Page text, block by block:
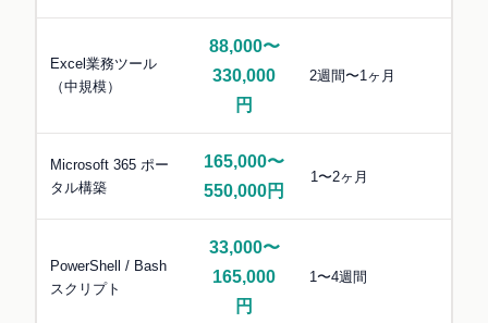
Excel業務ツール
（中規模）
88,000〜
330,000
円
2週間〜1ヶ月
Microsoft 365 ポー
タル構築
165,000〜
550,000円
1〜2ヶ月
PowerShell / Bash
スクリプト
33,000〜
165,000
円
1〜4週間